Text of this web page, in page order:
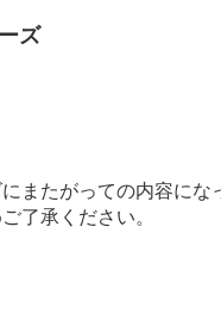
ズ
またがっての内容に
了承ください。